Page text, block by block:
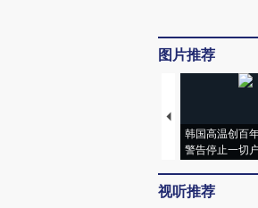
图片推荐
韩国高温创百
警告停止一切
视听推荐